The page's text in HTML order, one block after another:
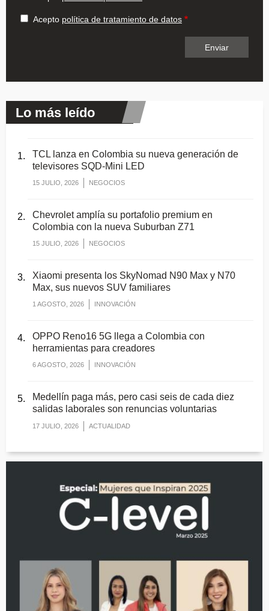
Acepto política de tratamiento de datos
Lo más leído
TCL lanza en Colombia su nueva generación de
televisores SQD-Mini LED
15 JULIO, 2026 NEGOCIOS
Chevrolet amplía su portafolio premium en
Colombia con la nueva Suburban Z71
15 JULIO, 2026 NEGOCIOS
Xiaomi presenta los SkyNomad N90 Max y N70
Max, sus nuevos SUV familiares
1 AGOSTO, 2026 INNOVACIÓN
OPPO Reno16 5G llega a Colombia con
herramientas para creadores
6 AGOSTO, 2026 INNOVACIÓN
Medellín paga más, pero casi seis de cada diez
salidas laborales son renuncias voluntarias
17 JULIO, 2026 ACTUALIDAD